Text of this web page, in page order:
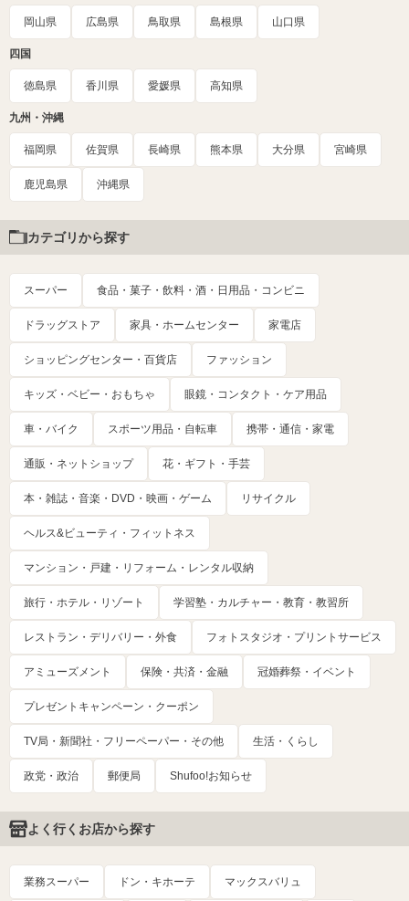
岡山県 広島県 鳥取県 島根県 山口県
四国
徳島県 香川県 愛媛県 高知県
九州・沖縄
福岡県 佐賀県 長崎県 熊本県 大分県 宮崎県
鹿児島県 沖縄県
カテゴリから探す
スーパー 食品・菓子・飲料・酒・日用品・コンビニ
ドラッグストア 家具・ホームセンター 家電店
ショッピングセンター・百貨店 ファッション
キッズ・ベビー・おもちゃ 眼鏡・コンタクト・ケア用品
車・バイク スポーツ用品・自転車 携帯・通信・家電
通販・ネットショップ 花・ギフト・手芸
本・雑誌・音楽・DVD・映画・ゲーム リサイクル
ヘルス&ビューティ・フィットネス
マンション・戸建・リフォーム・レンタル収納
旅行・ホテル・リゾート 学習塾・カルチャー・教育・教習所
レストラン・デリバリー・外食 フォトスタジオ・プリントサービス
アミューズメント 保険・共済・金融 冠婚葬祭・イベント
プレゼントキャンペーン・クーポン
TV局・新聞社・フリーペーパー・その他 生活・くらし
政党・政治 郵便局 Shufoo!お知らせ
よく行くお店から探す
業務スーパー ドン・キホーテ マックスバリュ